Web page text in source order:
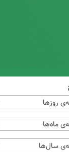
روزها
ماه‌ها
سال‌ها